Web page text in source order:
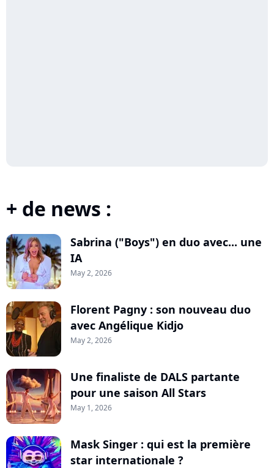
+ de news :
Sabrina ("Boys") en duo avec... une
IA
May 2, 2026
Florent Pagny : son nouveau duo
avec Angélique Kidjo
May 2, 2026
Une finaliste de DALS partante
pour une saison All Stars
May 1, 2026
Mask Singer : qui est la première
star internationale ?